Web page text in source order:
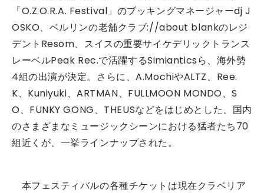
「O.Z.O.R.A. Festival」のブッキングマネージャーdj J
OSKO、ベルリンの老舗クラブ://about blankのレジ
デントResom、スイスの重要サイケデリックトランス
レーベルPeak Rec.で活躍するSimianticsら、海外勢
4組の出演が決定。さらに、A.MochiやALTZ、Ree.
K、Kuniyuki、ARTMAN、FULLMOON MONDO、S
O、FUNKY GONG、THEUSなどをはじめとした、国内
のさまざまなミュージックシーンにおける猛者たち70
組近くが、一挙ラインナップされた。
本フェスティバルの各種チケットは現在クラベリア